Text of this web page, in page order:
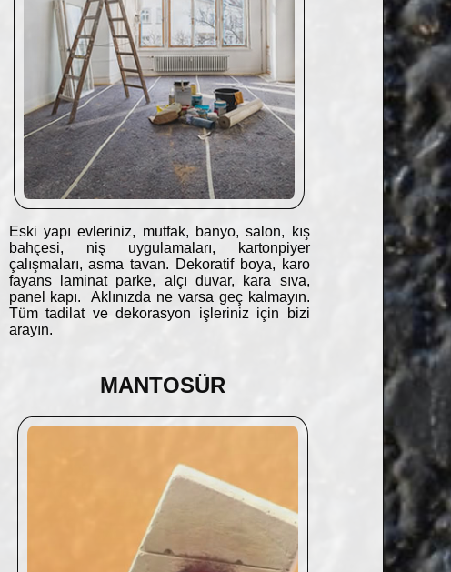
Eski yapı evleriniz, mutfak, banyo, salon, kış
bahçesi, niş uygulamaları, kartonpiyer
çalışmaları, asma tavan. Dekoratif boya, karo
fayans laminat parke, alçı duvar, kara sıva,
panel kapı. Aklınızda ne varsa geç kalmayın.
Tüm tadilat ve dekorasyon işleriniz için bizi
arayın.
MANTOSÜR